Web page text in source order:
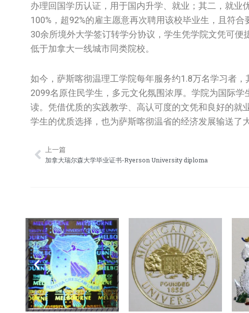
办理回国学历认证，用于国内升学、就业；其二，就
100%，超92%的雇主愿意再次聘用该校毕业生，且符
30余所境外大学签订转学分协议，学生凭学院文凭可
低于加拿大一线城市同类院校。
如今，萨斯喀彻温理工学院每年服务约1.8万名学习者
2099名原住民学生，多元文化氛围浓厚。学院为国际
读。凭借优质的实践教学、高认可度的文凭和良好的
学生的优质选择，也为萨斯喀彻温省的经济发展输送了
Prev
上一篇
加拿大瑞尔森大学毕业证书-‌Ryerson University diploma